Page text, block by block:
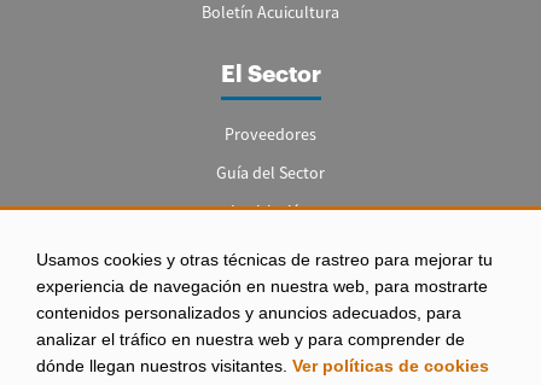
Usamos cookies y otras técnicas de rastreo para mejorar tu
experiencia de navegación en nuestra web, para mostrarte
contenidos personalizados y anuncios adecuados, para
analizar el tráfico en nuestra web y para comprender de
dónde llegan nuestros visitantes. Ver políticas de cookies
Boletín Acuicultura
El Sector
Proveedores
Guía del Sector
Legislación
Empleo
Aviso legal